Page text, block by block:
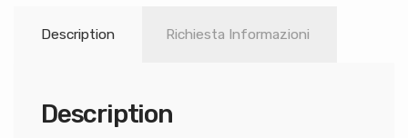
Description Richiesta Informazioni
Description